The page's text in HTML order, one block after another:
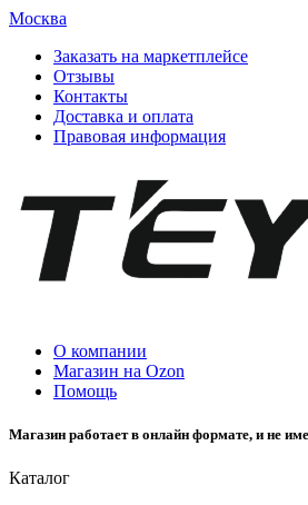
Москва
Заказать на маркетплейсе
Отзывы
Контакты
Доставка и оплата
Правовая информация
О компании
Магазин на Ozon
Помощь
Магазин работает в онлайн формате, и не
Каталог